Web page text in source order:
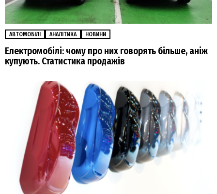
АВТОМОБІЛІ АНАЛІТИКА НОВИНИ
Електромобілі: чому про них говорять більше, аніж
купують. Статистика продажів